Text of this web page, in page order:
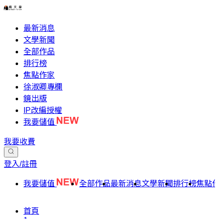
最新消息
文學新聞
全部作品
排行榜
焦點作家
徐淑卿專欄
鏡出版
IP改編授權
我要儲值
我要收費
登入/註冊
我要儲值 全部作品最新消息文學新聞排行榜焦點
首頁